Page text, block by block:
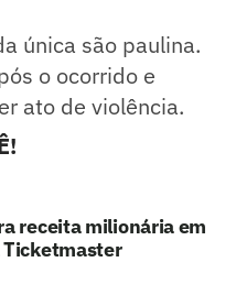
única são paulina.
o ocorrido e
ato de violência.
receita milionária em
Ticketmaster